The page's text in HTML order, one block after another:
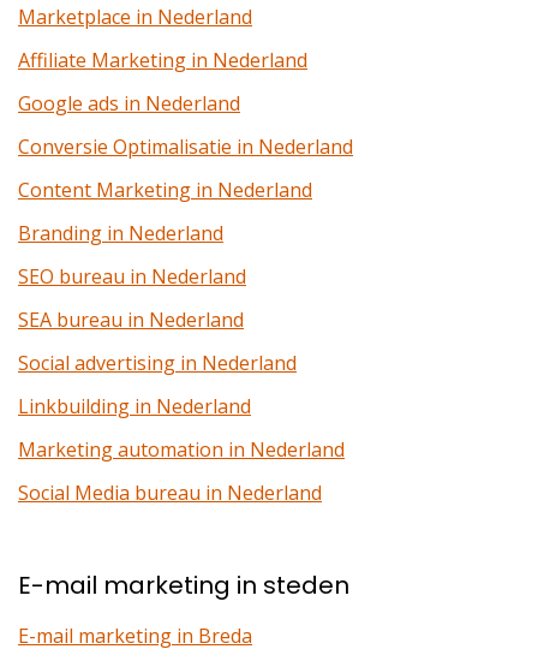
Marketplace in Nederland
Affiliate Marketing in Nederland
Google ads in Nederland
Conversie Optimalisatie in Nederland
Content Marketing in Nederland
Branding in Nederland
SEO bureau in Nederland
SEA bureau in Nederland
Social advertising in Nederland
Linkbuilding in Nederland
Marketing automation in Nederland
Social Media bureau in Nederland
E-mail marketing in steden
E-mail marketing in Breda